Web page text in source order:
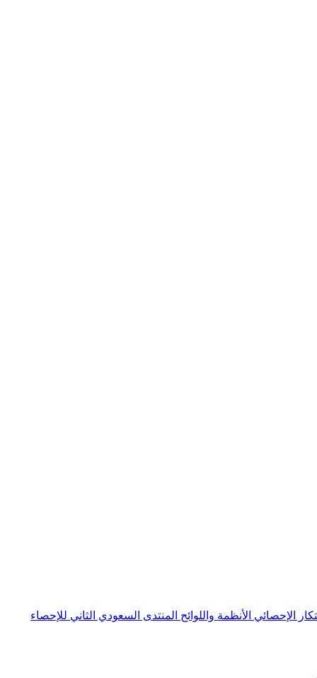
الإحصائي الأنظمة واللوائح المنتدى السعودي الثاني للإحصاء